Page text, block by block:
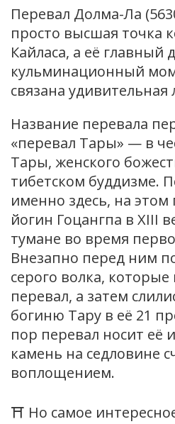
Перевал Долма-Ла
просто высшая точка
Кайласа, а её главный
кульминационный
связана удивительная
Название перевала
«перевал Тары» — в
Тары, женского
тибетском буддизме.
именно здесь, на этом
йогин Гоцангпа в XIII
тумане во время
Внезапно перед ним
серого волка,
перевал, а затем
богиню Тару в её 21
пор перевал носит её
камень на седловине
воплощением.
⛩ Но самое